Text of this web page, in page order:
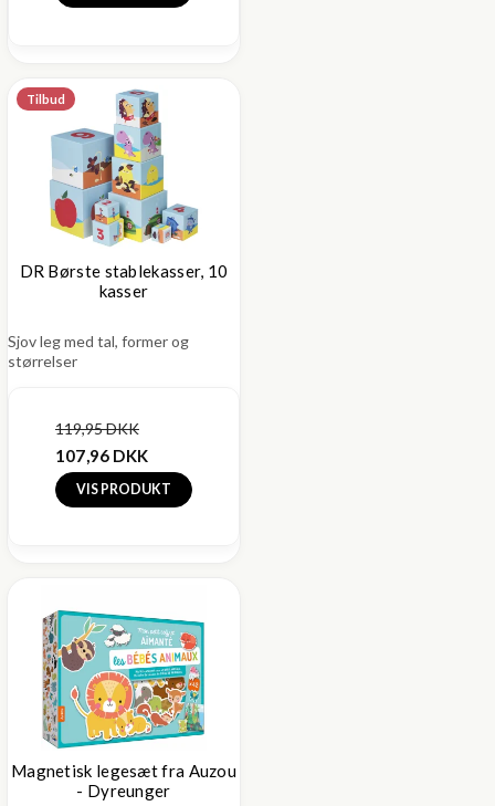
Tilbud
DR Børste stablekasser, 10
kasser
Sjov leg med tal, former og
størrelser
119,95 DKK
107,96 DKK
VIS PRODUKT
Magnetisk legesæt fra Auzou
- Dyreunger